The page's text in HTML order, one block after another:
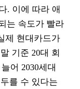
. 이에 따라 애
는 속도가 빨라
제 현대카드가
기준 20대 회
어 2030세대
를 수 있다는